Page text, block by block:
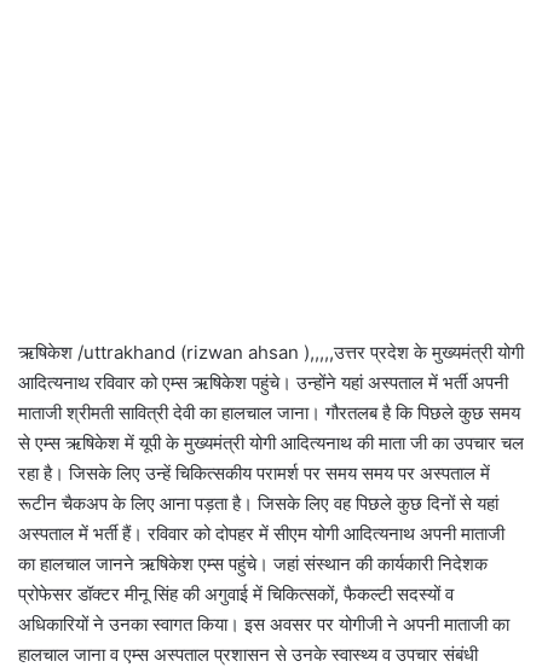
ऋषिकेश /uttrakhand (rizwan ahsan ),,,,,उत्तर प्रदेश के मुख्यमंत्री योगी
आदित्यनाथ रविवार को एम्स ऋषिकेश पहुंचे। उन्होंने यहां अस्पताल में भर्ती अपनी
माताजी श्रीमती सावित्री देवी का हालचाल जाना। गौरतलब है कि पिछले कुछ समय
से एम्स ऋषिकेश में यूपी के मुख्यमंत्री योगी आदित्यनाथ की माता जी का उपचार चल
रहा है। जिसके लिए उन्हें चिकित्सकीय परामर्श पर समय समय पर अस्पताल में
रूटीन चैकअप के लिए आना पड़ता है। जिसके लिए वह पिछले कुछ दिनों से यहां
अस्पताल में भर्ती हैं। रविवार को दोपहर में सीएम योगी आदित्यनाथ अपनी माताजी
का हालचाल जानने ऋषिकेश एम्स पहुंचे। जहां संस्थान की कार्यकारी निदेशक
प्रोफेसर डॉक्टर मीनू सिंह की अगुवाई में चिकित्सकों, फैकल्टी सदस्यों व
अधिकारियों ने उनका स्वागत किया। इस अवसर पर योगीजी ने अपनी माताजी का
हालचाल जाना व एम्स अस्पताल प्रशासन से उनके स्वास्थ्य व उपचार संबंधी